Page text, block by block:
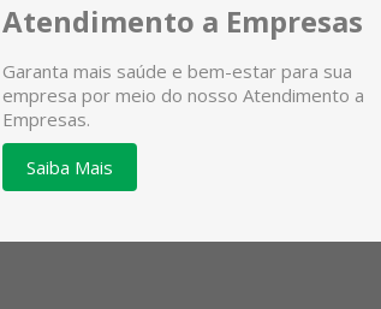
Atendimento a Empresas
Garanta mais saúde e bem-estar para sua
empresa por meio do nosso Atendimento a
Empresas.
Saiba Mais